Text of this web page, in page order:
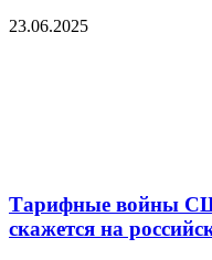
23.06.2025
Тарифные войны
скажется на